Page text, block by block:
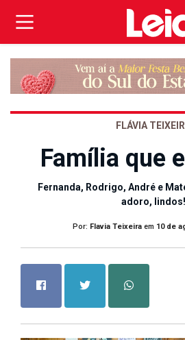
FLÁVIA
Família que
Fernanda, Rodrigo, André e
adoro, lindos!
Por: Flavia Teixeira em 10 de